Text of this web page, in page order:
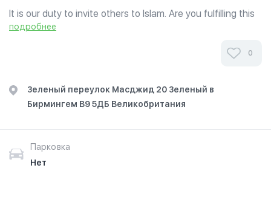
It is our duty to invite others to Islam. Are you fulfilling this
duty? Do you lack the confidence to talk about Islam to
подробнее
0
Зеленый переулок Масджид 20 Зеленый в
Бирмингем В9 5ДБ Великобритания
Парковка
Нет